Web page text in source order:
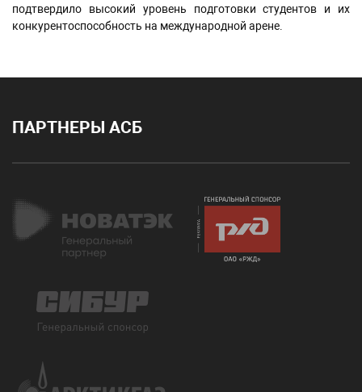
подтвердило высокий уровень подготовки студентов и их
конкурентоспособность на международной арене.
ПАРТНЕРЫ АСБ